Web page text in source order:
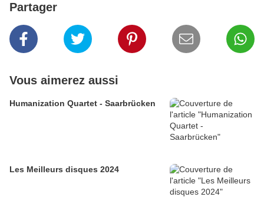
Partager
Vous aimerez aussi
Humanization Quartet - Saarbrücken
Les Meilleurs disques 2024